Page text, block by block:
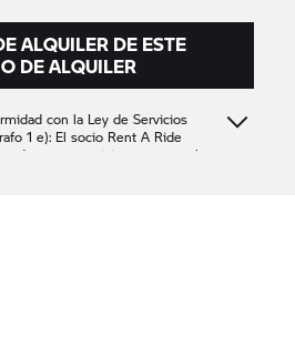
ALQUILER DE ESTE
DE ALQUILER
con la Ley de Servicios
1 e): El socio Rent A Ride
o servicios que cumplen